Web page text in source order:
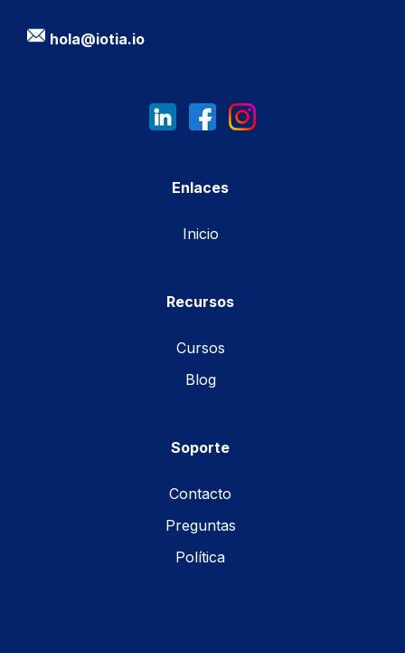
hola@iotia.io
Enlaces
Inicio
Recursos
Cursos
Blog
Soporte
Contacto
Preguntas
Política